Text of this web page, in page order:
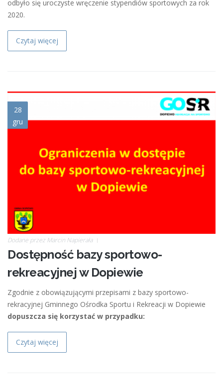
odbyło się uroczyste wręczenie stypendiów sportowych za rok
2020.
Czytaj więcej
28
gru
ograniczenia_dopiewo.jpg
Dodane przez Marcin Napierała
Dostępność bazy sportowo-
rekreacyjnej w Dopiewie
Zgodnie z obowiązującymi przepisami z bazy sportowo-
rekracyjnej Gminnego Ośrodka Sportu i Rekreacji w Dopiewie
dopuszcza się korzystać w przypadku:
Czytaj więcej